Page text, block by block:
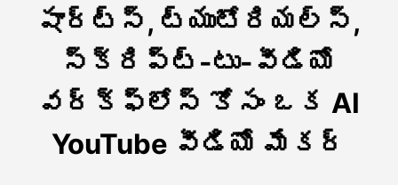
షార్ట్స్, ట్యుటోరియల్స్,
స్క్రిప్ట్-టు-వీడియో
వర్క్ఫ్లోస్ కోసం ఒక AI
YouTube వీడియో మేకర్